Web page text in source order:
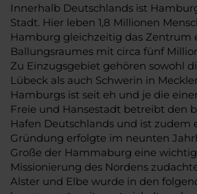
Innerhalb Deutschlands ist
Stadt. Hier leben 1,8 Millionen
Hamburg gleichzeitig das Zentrum
Ballungsraumes mit circa fünf
Zu Einzugsgebiet gehören sowohl
Lübeck als auch Schwerin in
Hamburgs ist seit eh und je die
Freie und Hansestadt betreibt den
Hafen Deutschlands und ist zudem
Gründung erfolgte im neunten
Große der Hammaburg eine
Missionierung des Nordens
Alster und Elbe wurde in den